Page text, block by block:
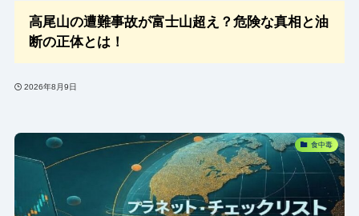
高尾山の遭難事故が富士山超え？危険な真相と油
断の正体とは！
2026年8月9日
食中毒